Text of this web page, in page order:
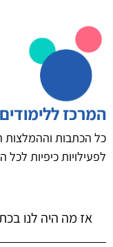
המרכז ללימודים
כל הכתבות וההמלצות
לפעילויות כיפיות
אז מה היה לנו